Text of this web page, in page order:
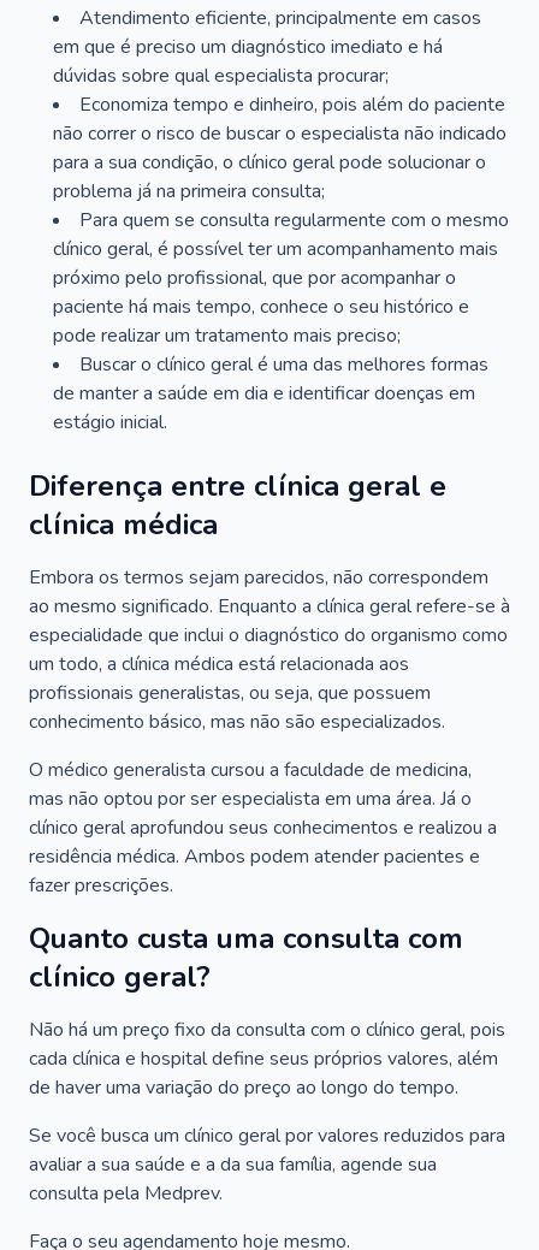
Atendimento eficiente, principalmente em casos
em que é preciso um diagnóstico imediato e há
dúvidas sobre qual especialista procurar;
Economiza tempo e dinheiro, pois além do paciente
não correr o risco de buscar o especialista não indicado
para a sua condição, o clínico geral pode solucionar o
problema já na primeira consulta;
Para quem se consulta regularmente com o mesmo
clínico geral, é possível ter um acompanhamento mais
próximo pelo profissional, que por acompanhar o
paciente há mais tempo, conhece o seu histórico e
pode realizar um tratamento mais preciso;
Buscar o clínico geral é uma das melhores formas
de manter a saúde em dia e identificar doenças em
estágio inicial.
Diferença entre clínica geral e
clínica médica
Embora os termos sejam parecidos, não correspondem
ao mesmo significado. Enquanto a clínica geral refere-se à
especialidade que inclui o diagnóstico do organismo como
um todo, a clínica médica está relacionada aos
profissionais generalistas, ou seja, que possuem
conhecimento básico, mas não são especializados.
O médico generalista cursou a faculdade de medicina,
mas não optou por ser especialista em uma área. Já o
clínico geral aprofundou seus conhecimentos e realizou a
residência médica. Ambos podem atender pacientes e
fazer prescrições.
Quanto custa uma consulta com
clínico geral?
Não há um preço fixo da consulta com o clínico geral, pois
cada clínica e hospital define seus próprios valores, além
de haver uma variação do preço ao longo do tempo.
Se você busca um clínico geral por valores reduzidos para
avaliar a sua saúde e a da sua família, agende sua
consulta pela Medprev.
Faça o seu agendamento hoje mesmo.